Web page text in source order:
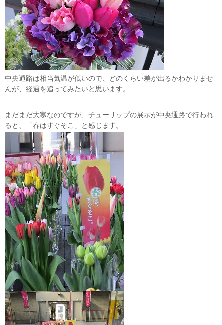
中央通路は相当気温が低いので、どのくらい差が出るかわかりませ
んが、経過を追ってみたいと思います。
まだまだ大寒なのですが、チューリップの展示が中央通路で行われ
ると、「春はすぐそこ」と感じます。